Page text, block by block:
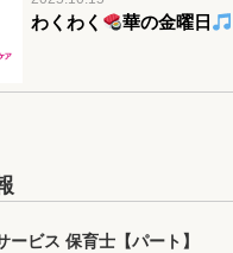
わくわく 華の金曜日
ービス 保育士【パート】